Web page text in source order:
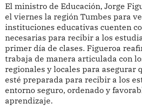
El ministro de Educación, Jorge
el viernes la región Tumbes para
instituciones educativas cuenten
necesarias para recibir a los
primer día de clases. Figueroa
trabaja de manera articulada con
regionales y locales para asegurar
esté preparada para recibir a los
entorno seguro, ordenado y
aprendizaje.